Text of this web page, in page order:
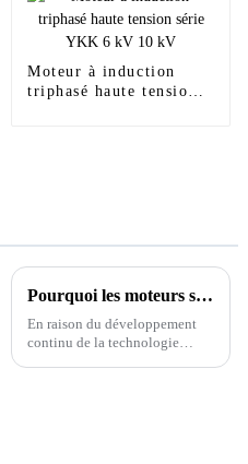
Moteur à induction
triphasé haute tension
Pourquoi les moteurs sont-ils plus susceptibles de griller maintenant qu’avant ?
En raison du développement
continu de la technologie